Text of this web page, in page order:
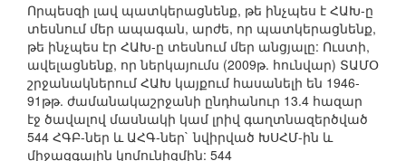
Որպեսզի լավ պատկերացնենք, թե ինչպես է ՀԱԽ-ը
տեսնում մեր ապագան, արժե, որ պատկերացնենք,
թե ինչպես էր ՀԱԽ-ը տեսնում մեր անցյալը: Ուստի,
ավելացնենք, որ ներկայումս (2009թ. հունվար) ՏԱՄՕ
շրջանակներում ՀԱԽ կայքում հասանելի են 1946-
91թթ. ժամանակաշրջանի ընդհանուր 13.4 հազար
էջ ծավալով մասնակի կամ լրիվ գաղտնազերծված
544 ՀԳԲ-ներ և ԱՀԳ-ներ` նվիրված ԽՍՀՄ-ին և
միջազգային կոմունիզմին: 544